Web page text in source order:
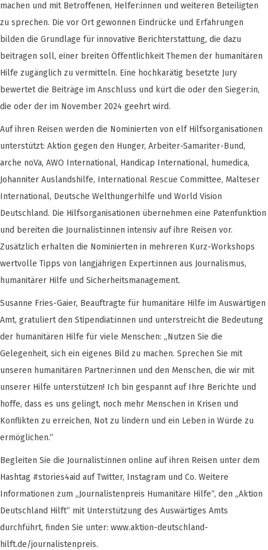
machen und mit Betroffenen, Helfer:innen und weiteren Beteiligten
zu sprechen. Die vor Ort gewonnen Eindrücke und Erfahrungen
bilden die Grundlage für innovative Berichterstattung, die dazu
beitragen soll, einer breiten Öffentlichkeit Themen der humanitären
Hilfe zugänglich zu vermitteln. Eine hochkarätig besetzte Jury
bewertet die Beiträge im Anschluss und kürt die oder den Sieger:in,
die oder der im November 2024 geehrt wird.
Auf ihren Reisen werden die Nominierten von elf Hilfsorganisationen
unterstützt: Aktion gegen den Hunger, Arbeiter-Samariter-Bund,
arche noVa, AWO International, Handicap International, humedica,
Johanniter Auslandshilfe, International Rescue Committee, Malteser
International, Deutsche Welthungerhilfe und World Vision
Deutschland. Die Hilfsorganisationen übernehmen eine Patenfunktion
und bereiten die Journalist:innen intensiv auf ihre Reisen vor.
Zusätzlich erhalten die Nominierten in mehreren Kurz-Workshops
wertvolle Tipps von langjährigen Expert:innen aus Journalismus,
humanitärer Hilfe und Sicherheitsmanagement.
Susanne Fries-Gaier, Beauftragte für humanitäre Hilfe im Auswärtigen
Amt, gratuliert den Stipendiat:innen und unterstreicht die Bedeutung
der humanitären Hilfe für viele Menschen: „Nutzen Sie die
Gelegenheit, sich ein eigenes Bild zu machen. Sprechen Sie mit
unseren humanitären Partner:innen und den Menschen, die wir mit
unserer Hilfe unterstützen! Ich bin gespannt auf Ihre Berichte und
hoffe, dass es uns gelingt, noch mehr Menschen in Krisen und
Konflikten zu erreichen, Not zu lindern und ein Leben in Würde zu
ermöglichen.“
Begleiten Sie die Journalist:innen online auf ihren Reisen unter dem
Hashtag #stories4aid auf Twitter, Instagram und Co. Weitere
Informationen zum „Journalistenpreis Humanitäre Hilfe“, den „Aktion
Deutschland Hilft“ mit Unterstützung des Auswärtiges Amts
durchführt, finden Sie unter: www.aktion-deutschland-
hilft.de/journalistenpreis.